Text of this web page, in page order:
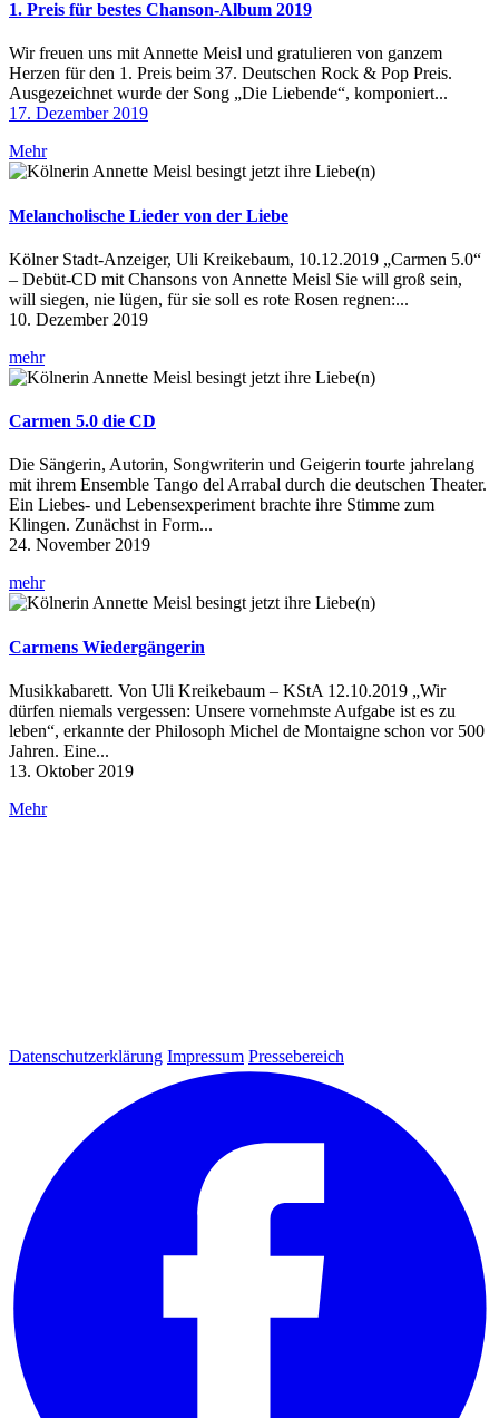
1. Preis für bestes Chanson-Album 2019
Wir freuen uns mit Annette Meisl und gratulieren von ganzem
Herzen für den 1. Preis beim 37. Deutschen Rock & Pop Preis.
Ausgezeichnet wurde der Song „Die Liebende“, komponiert...
17. Dezember 2019
Mehr
Melancholische Lieder von der Liebe
Kölner Stadt-Anzeiger, Uli Kreikebaum, 10.12.2019 „Carmen 5.0“
– Debüt-CD mit Chansons von Annette Meisl Sie will groß sein,
will siegen, nie lügen, für sie soll es rote Rosen regnen:...
10. Dezember 2019
mehr
Carmen 5.0 die CD
Die Sängerin, Autorin, Songwriterin und Geigerin tourte jahrelang
mit ihrem Ensemble Tango del Arrabal durch die deutschen Theater.
Ein Liebes- und Lebensexperiment brachte ihre Stimme zum
Klingen. Zunächst in Form...
24. November 2019
mehr
Carmens Wiedergängerin
Musikkabarett. Von Uli Kreikebaum – KStA 12.10.2019 „Wir
dürfen niemals vergessen: Unsere vornehmste Aufgabe ist es zu
leben“, erkannte der Philosoph Michel de Montaigne schon vor 500
Jahren. Eine...
13. Oktober 2019
Mehr
Datenschutzerklärung Impressum Pressebereich